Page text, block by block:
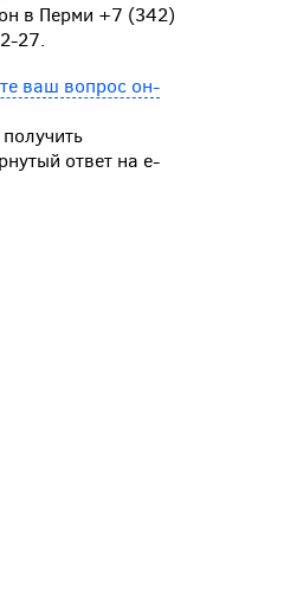
в Перми +7 (342)
27.
ваш вопрос он-
ответ на e-